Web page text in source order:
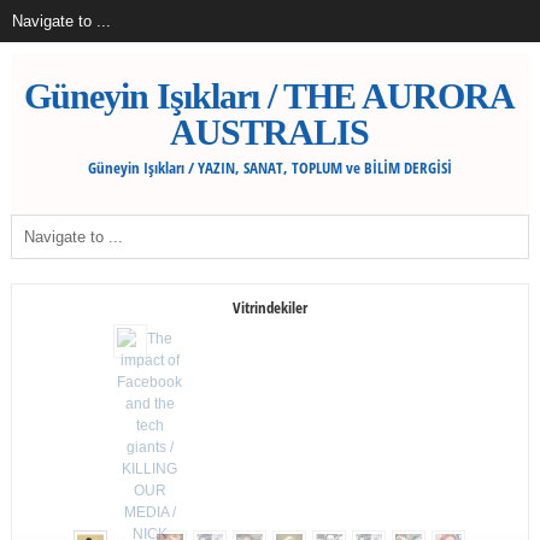
Güneyin Işıkları / THE AURORA
AUSTRALIS
Güneyin Işıkları / YAZIN, SANAT, TOPLUM ve BİLİM DERGİSİ
Vitrindekiler